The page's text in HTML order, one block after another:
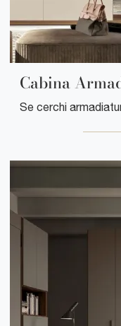
Cabina